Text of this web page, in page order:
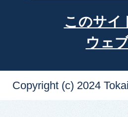
このサイ
ウェ
Copyright (c) 2024